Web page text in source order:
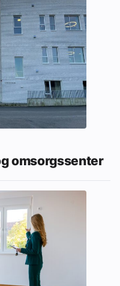
omsorgssenter